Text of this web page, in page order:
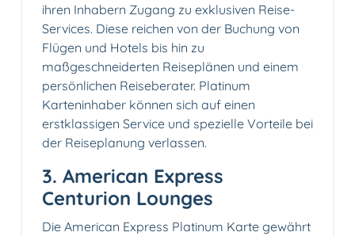
ihren Inhabern Zugang zu exklusiven Reise-
Services. Diese reichen von der Buchung von
Flügen und Hotels bis hin zu
maßgeschneiderten Reiseplänen und einem
persönlichen Reiseberater. Platinum
Karteninhaber können sich auf einen
erstklassigen Service und spezielle Vorteile bei
der Reiseplanung verlassen.
3. American Express
Centurion Lounges
Die American Express Platinum Karte gewährt